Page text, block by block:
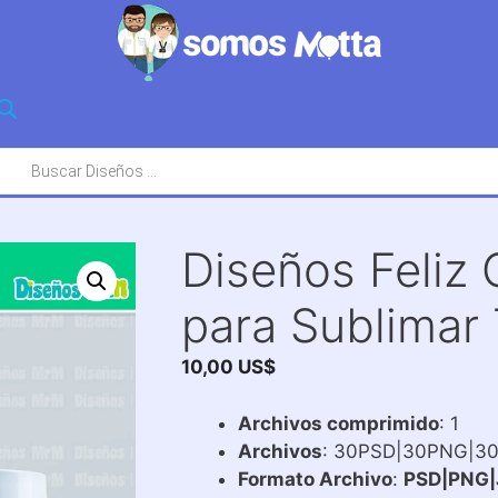
Diseños Feliz
para Sublimar
10,00 US$
Archivos comprimido: 1
Archivos:
Formato Archivo: